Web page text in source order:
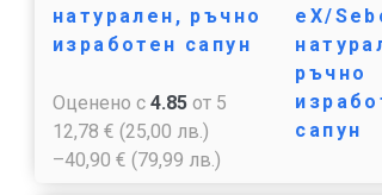
натурален, ръчно
изработен сапун
Оценено с 4.85 от 5
12,78 € (25,00 лв.)
–40,90 € (79,99 лв.)